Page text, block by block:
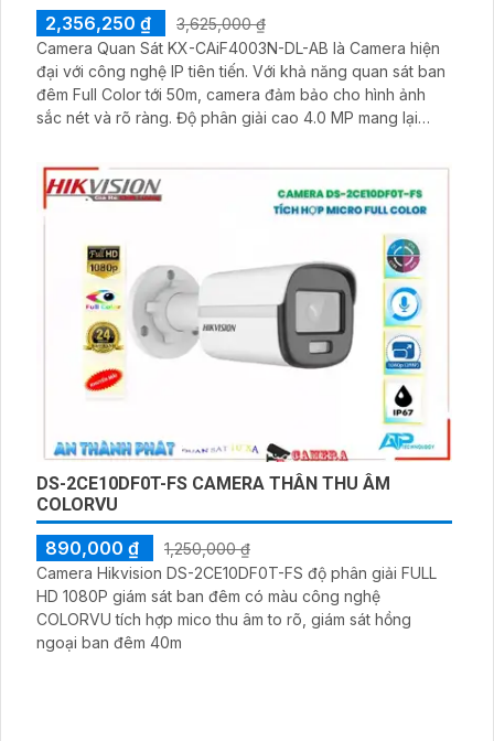
2,356,250 ₫
3,625,000 ₫
Camera Quan Sát KX-CAiF4003N-DL-AB là Camera hiện
đại với công nghệ IP tiên tiến. Với khả năng quan sát ban
đêm Full Color tới 50m, camera đảm bảo cho hình ảnh
sắc nét và rõ ràng. Độ phân giải cao 4.0 MP mang lại
DS-2CE10DF0T-FS CAMERA THÂN THU ÂM
COLORVU
890,000 ₫
1,250,000 ₫
Camera Hikvision DS-2CE10DF0T-FS độ phân giải FULL
HD 1080P giám sát ban đêm có màu công nghệ
COLORVU tích hợp mico thu âm to rõ, giám sát hồng
ngoại ban đêm 40m